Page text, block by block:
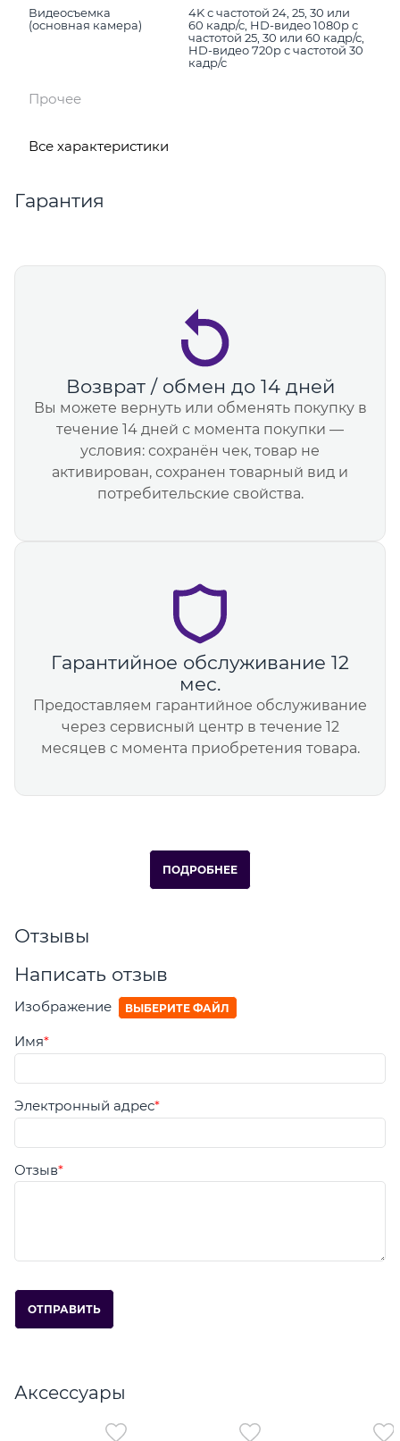
Видеосъемка
(основная камера)
4K с частотой 24, 25, 30 или
60 кадр/с, HD-видео 1080p с
частотой 25, 30 или 60 кадр/с,
HD-видео 720p с частотой 30
кадр/с
Прочее
Все характеристики
Гарантия
Возврат / обмен до 14 дней
Вы можете вернуть или обменять покупку в
течение 14 дней с момента покупки —
условия: сохранён чек, товар не
активирован, сохранен товарный вид и
потребительские свойства.
Гарантийное обслуживание 12
мес.
Предоставляем гарантийное обслуживание
через сервисный центр в течение 12
месяцев с момента приобретения товара.
ПОДРОБНЕЕ
Отзывы
Написать отзыв
Изображение ВЫБЕРИТЕ ФАЙЛ
Имя
Электронный адрес
Отзыв
Аксессуары